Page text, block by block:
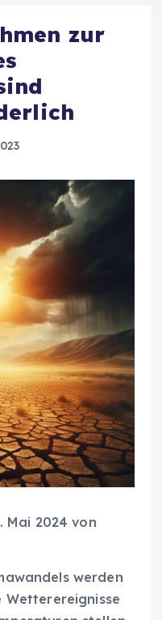
zur
Mai 2024 von
werden
Wetterereignisse